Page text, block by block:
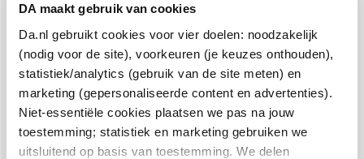
DA maakt gebruik van cookies
Da.nl gebruikt cookies voor vier doelen: noodzakelijk
(nodig voor de site), voorkeuren (je keuzes onthouden),
statistiek/analytics (gebruik van de site meten) en
marketing (gepersonaliseerde content en advertenties).
Niet-essentiële cookies plaatsen we pas na jouw
toestemming; statistiek en marketing gebruiken we
uitsluitend op basis van toestemming. We delen
8.6 uit4.106 reviews
Over DA
Klantenservice
Assortiment